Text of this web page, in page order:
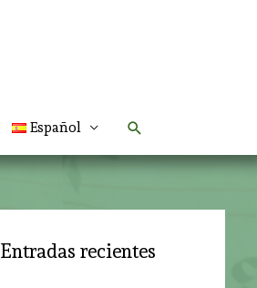
Español Buscar
Entradas recientes